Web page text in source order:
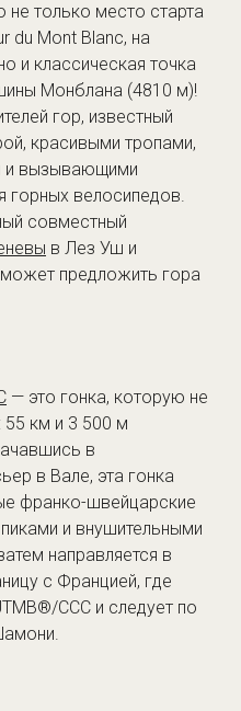
только место старта
du Mont Blanc, на
и классическая точка
Монблана (4810 м)!
гор, известный
красивыми тропами,
и вызывающими
горных велосипедов.
совместный
в Лез Уш и
предложить гора
— это гонка, которую не
55 км и 3 500 м
в
в Вале, эта гонка
франко-швейцарские
и внушительными
направляется в
с Францией, где
CCC и следует по